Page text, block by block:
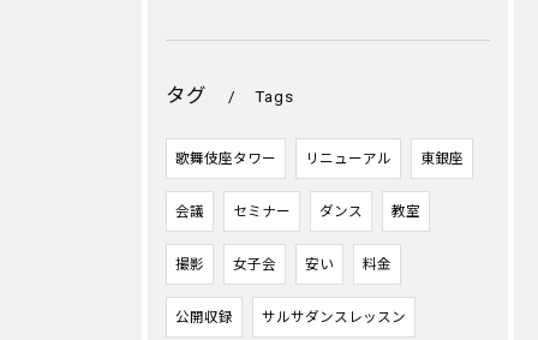
タグ Tags
歌舞伎座タワー リニューアル 東銀座
会議 セミナー ダンス 教室
撮影 女子会 安い 料金
公開収録 サルサダンスレッスン